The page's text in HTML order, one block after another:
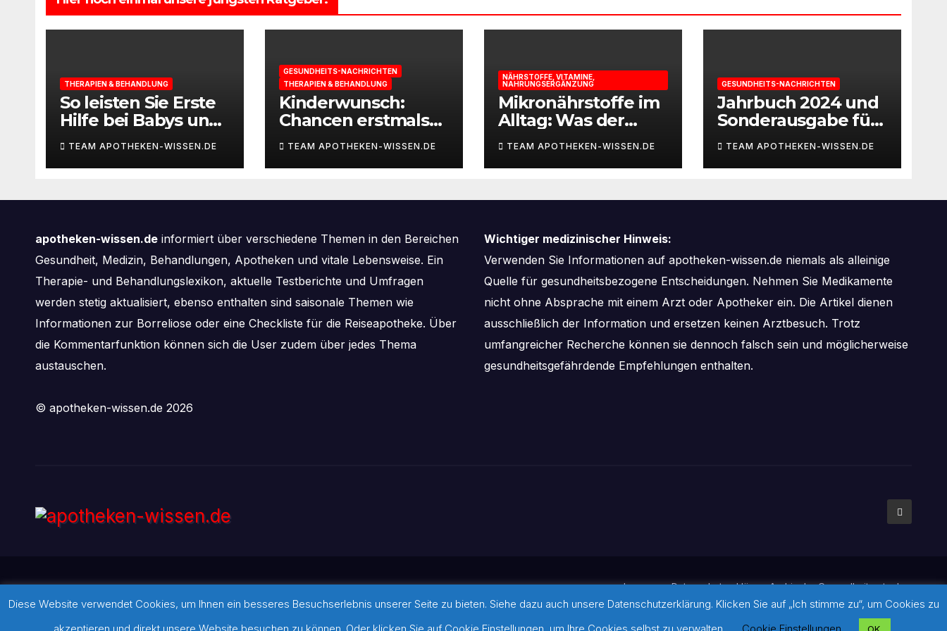
THERAPIEN & BEHANDLUNG
So leisten Sie Erste
Hilfe bei Babys und
Kleinkindern
TEAM APOTHEKEN-WISSEN.DE
GESUNDHEITS-NACHRICHTEN
THERAPIEN & BEHANDLUNG
Kinderwunsch:
Chancen erstmals
selbst berechnen
TEAM APOTHEKEN-WISSEN.DE
NÄHRSTOFFE, VITAMINE,
NAHRUNGSERGÄNZUNG
Mikronährstoffe im
Alltag: Was der
Körper für Energie
und
Leistungsfähigkeit
TEAM APOTHEKEN-WISSEN.DE
GESUNDHEITS-NACHRICHTEN
Jahrbuch 2024 und
Sonderausgabe für
Paare des
Deutschen IVF-
Registers: Zahl der
TEAM APOTHEKEN-WISSEN.DE
apotheken-wissen.de informiert über verschiedene Themen in den Bereichen
Gesundheit, Medizin, Behandlungen, Apotheken und vitale Lebensweise. Ein
Therapie- und Behandlungslexikon, aktuelle Testberichte und Umfragen
werden stetig aktualisiert, ebenso enthalten sind saisonale Themen wie
Informationen zur Borreliose oder eine Checkliste für die Reiseapotheke. Über
die Kommentarfunktion können sich die User zudem über jedes Thema
austauschen.
© apotheken-wissen.de 2026
Wichtiger medizinischer Hinweis:
Verwenden Sie Informationen auf apotheken-wissen.de niemals als alleinige
Quelle für gesundheitsbezogene Entscheidungen. Nehmen Sie Medikamente
nicht ohne Absprache mit einem Arzt oder Apotheker ein. Die Artikel dienen
ausschließlich der Information und ersetzen keinen Arztbesuch. Trotz
umfangreicher Recherche können sie dennoch falsch sein und möglicherweise
gesundheitsgefährdende Empfehlungen enthalten.
Stolz präsentiert von WordPress |Theme:NewsbulkvonThemeansar
ImpressumDatenschutzerklärungArchiv der Gesundheitsratgeber
©-Hinweis zu verwendeten Bildern: Sofern auf dieser Seite keine Quellennachweise gesetzt
werden konnten, befinden sich diese und über den weiterführenden Link im jeweiligen Beitrag.
Diese Website verwendet Cookies, um Ihnen ein besseres Besuchserlebnis unserer Seite zu bieten. Siehe dazu auch unsere Datenschutzerklärung. Klicken Sie auf „Ich stimme zu“, um Cookies zu